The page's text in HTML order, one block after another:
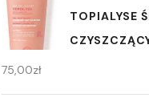
TOPIALYSE
75,00zł